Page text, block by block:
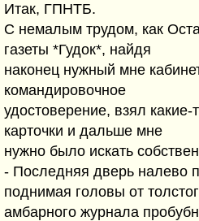
Итак, ГПНТБ.
С немалым трудом, как
газеты *Гудок*, найдя
наконец нужный мне
командировочное
удостоверение, взял
карточки и дальше мне
нужно было искать
- Последняя дверь налево
поднимая головы от
амбарного журнала